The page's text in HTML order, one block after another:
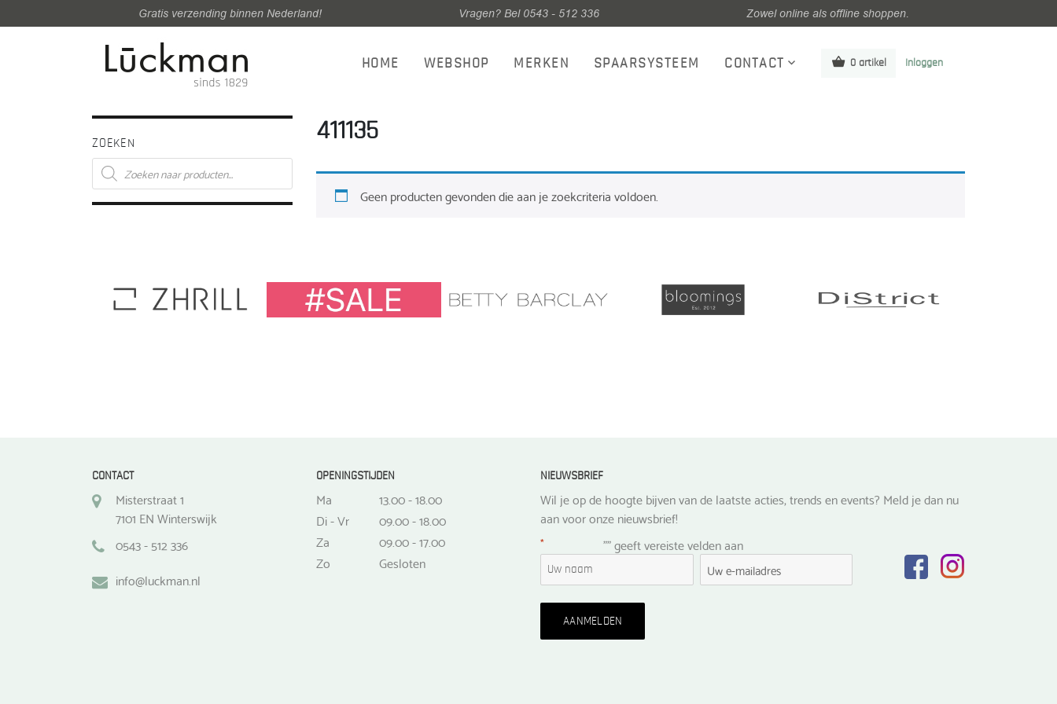
Gratis verzending binnen Nederland! Vragen? Bel 0543 - 512 336 Zowel online als offline shoppen.
HOME WEBSHOP MERKEN SPAARSYSTEEM CONTACT 0 artikel Inloggen
ZOEKEN
Producten
zoeken
411135
Geen producten gevonden die aan je zoekcriteria voldoen.
CONTACT
Misterstraat 1
7101 EN Winterswijk
0543 - 512 336
info@luckman.nl
OPENINGSTIJDEN
Ma
13.00 - 18.00
Di - Vr
09.00 - 18.00
Za
09.00 - 17.00
Zo
Gesloten
NIEUWSBRIEF
Wil je op de hoogte bijven van de laatste acties, trends en events? Meld je dan nu
aan voor onze nieuwsbrief!
"
* " geeft vereiste velden aan